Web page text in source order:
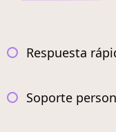
Respuesta
Soporte